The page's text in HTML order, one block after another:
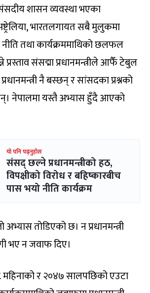
शासन व्यवस्था भएका
भारतलगायत सबै मुलुकमा
तथा कार्यक्रममाथिको छलफल
प्रस्ताव संसद्मा प्रधानमन्त्रीले आफैँ टेबुल
नै बस्छन् र सांसदका प्रश्नको
नेपालमा यस्तै अभ्यास हुँदै आएको
यो पनि पढ्नुहोस
संसद् छल्ने प्रधानमन्त्रीको हठ,
विपक्षीको विरोध र बहिष्कारबीच
पास भयो नीति कार्यक्रम
तोडिएको छ। न प्रधानमन्त्री
भए न जवाफ दिए।
र २०४७ सालपछिको एउटा